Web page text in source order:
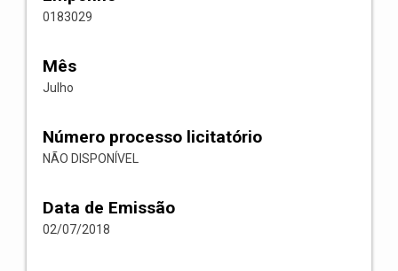
0183029
Mês
Julho
Número processo licitatório
NÃO DISPONÍVEL
Data de Emissão
02/07/2018